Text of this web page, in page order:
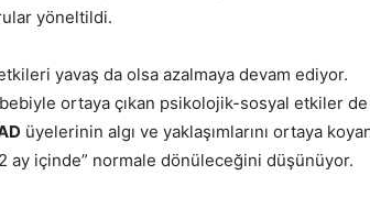
yöneltildi.
etkileri yavaş da olsa azalmaya devam ediyor.
ortaya çıkan psikolojik-sosyal etkiler de
üyelerinin algı ve yaklaşımlarını ortaya
ay içinde” normale dönüleceğini düşünüyor.